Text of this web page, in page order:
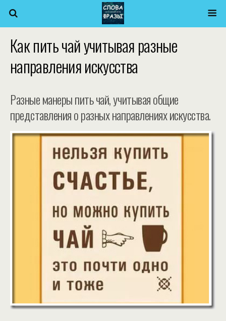
Как пить чай учитывая разные
направления искусства
Разные манеры пить чай, учитывая общие
представления о разных направлениях искусства.